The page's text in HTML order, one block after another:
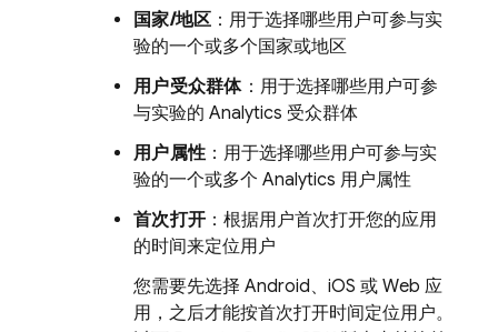
国家/地区 ：用于选择哪些用户可参与实
验的一个或多个国家或地区
用户受众群体：用于选择哪些用户可参
与实验的 Analytics 受众群体
用户属性：用于选择哪些用户可参与实
验的一个或多个 Analytics 用户属性
首次打开 ：根据用户首次打开您的应用
的时间来定位用户
您需要先选择 Android、iOS 或 Web 应
用，之后才能按首次打开时间定位用户。